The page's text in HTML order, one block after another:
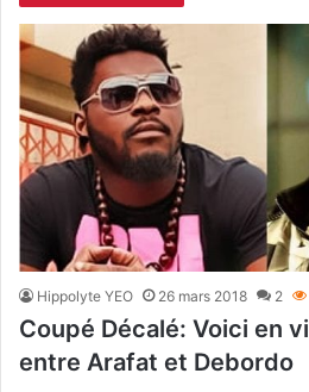
Hippolyte YEO 26 mars 2018 2
Coupé Décalé: Voici en
entre Arafat et Debordo